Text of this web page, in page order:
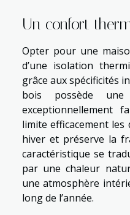
Un confort
Opter pour une
d’une isolation
grâce aux spécificités
bois possède une
exceptionnellement
limite efficacement
hiver et préserve la
caractéristique se
par une chaleur
une atmosphère
long de l’année.